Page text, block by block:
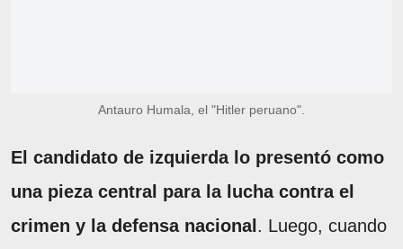
Antauro Humala, el "Hitler peruano".
El candidato de izquierda lo presentó como
una pieza central para la lucha contra el
crimen y la defensa nacional . Luego, cuando